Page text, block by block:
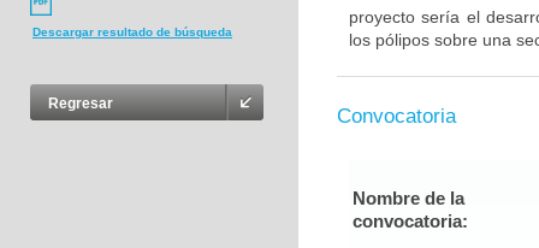
Descargar resultado de búsqueda
Regresar
proyecto sería el
los pólipos sobre una
Convocatoria
Nombre de la
convocatoria: